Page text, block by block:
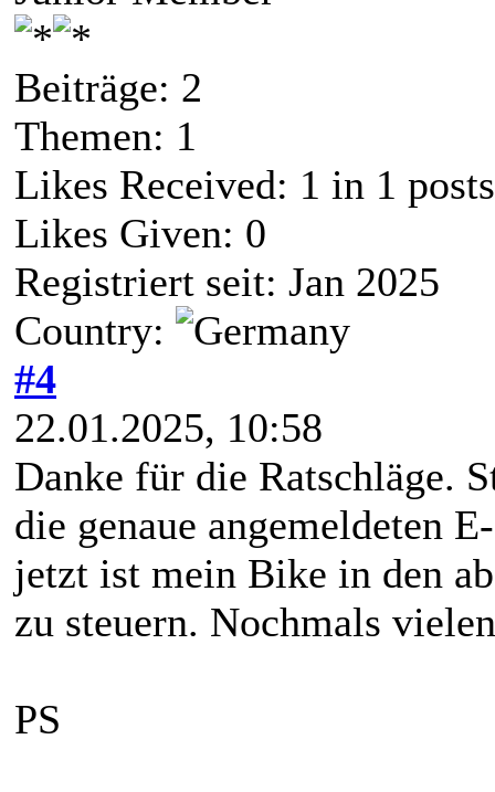
Beiträge: 2
Themen: 1
Likes Received: 1 in 1 posts
Likes Given: 0
Registriert seit: Jan 2025
Country:
#4
22.01.2025, 10:58
Danke für die Ratschläge.
die genaue angemeldeten
jetzt ist mein Bike in den
zu steuern. Nochmals
PS